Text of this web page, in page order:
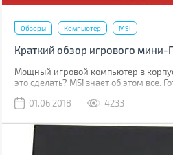
Обзоры Компьютер MSI
Краткий обзор игрового мини-
Мощный игровой компьютер в
это сделать? MSI знает об этом все.
01.06.2018
4233